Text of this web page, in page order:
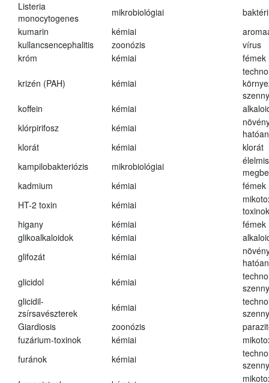
Listeria
monocytogenes
mikrobiológiai
kumarin
kémiai
kullancsencephalitis
zoonózis
vírus
króm
kémiai fémek
krizén (PAH) kémiai
koffein
kémiai
klórpirifosz
kémiai
klorát
kémiai
klorát
kampilobakteriózis
mikrobiológiai
kadmium
kémiai
fémek
HT-2 toxin
kémiai
toxinok
higany
kémiai
fémek
glikoalkaloidok
kémiai
glifozát
kémiai
glicidol
kémiai
glicidil-
zsírsavészterek
kémiai
Giardiosis
zoonózis
fuzárium-toxinok
kémiai
furánok
kémiai